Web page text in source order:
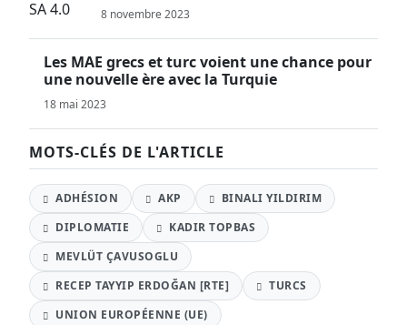
8 novembre 2023
Les MAE grecs et turc voient une chance pour
une nouvelle ère avec la Turquie
18 mai 2023
MOTS-CLÉS DE L'ARTICLE
ADHÉSION AKP
BINALI YILDIRIM
DIPLOMATIE
KADIR TOPBAS
MEVLÜT ÇAVUSOGLU
RECEP TAYYIP ERDOĞAN [RTE]
TURCS
UNION EUROPÉENNE (UE)